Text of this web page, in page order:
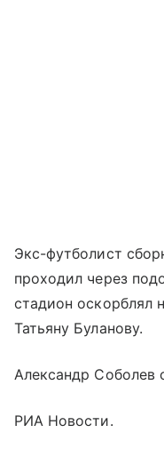
Экс-футболист
проходил через
стадион оскорблял
Татьяну Буланову.
Александр Соболев
РИА Новости.